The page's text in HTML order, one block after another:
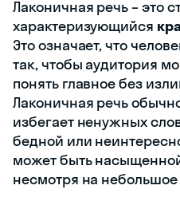
Лаконичная речь – это
характеризующийся
Это означает, что
так, чтобы аудитория
понять главное без
Лаконичная речь
избегает ненужных
бедной или
может быть
несмотря на небольшое